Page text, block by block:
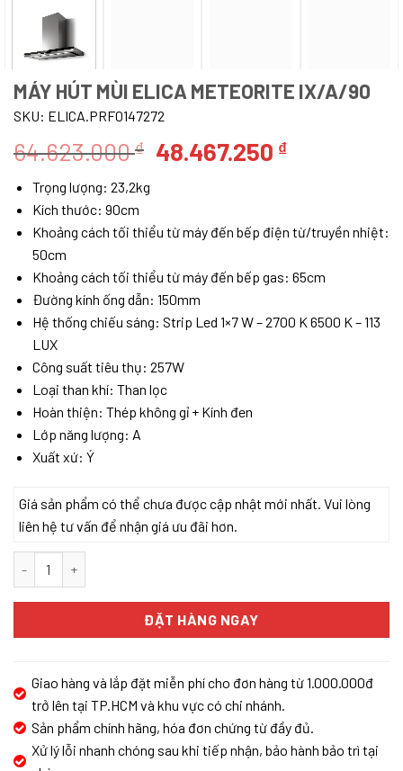
MÁY HÚT MÙI ELICA METEORITE IX/A/90
SKU: ELICA.PRF0147272
64.623.000₫ Giá
64.623.000 ₫.
48.467.250 ₫Giá
là:
Trọng lượng: 23,2kg
Kích thước: 90cm
Khoảng cách tối thiểu từ máy đến bếp điện từ/truyền nhiệt:
50cm
Khoảng cách tối thiểu từ máy đến bếp gas: 65cm
Đường kính ống dẫn: 150mm
Hệ thống chiếu sáng: Strip Led 1×7 W – 2700 K 6500 K – 113
LUX
Công suất tiêu thụ: 257W
Loại than khí: Than lọc
Hoàn thiện: Thép không gỉ + Kính đen
Lớp năng lượng: A
Xuất xứ: Ý
Giá sản phẩm có thể chưa được cập nhật mới nhất. Vui lòng
liên hệ tư vấn để nhận giá ưu đãi hơn.
ĐẶT HÀNG NGAY
Giao hàng và lắp đặt miễn phí cho đơn hàng từ 1.000.000đ
trở lên tại TP.HCM và khu vực có chi nhánh.
Sản phẩm chính hãng, hóa đơn chứng từ đầy đủ.
Xử lý lỗi nhanh chóng sau khi tiếp nhận, bảo hành bảo trì tại